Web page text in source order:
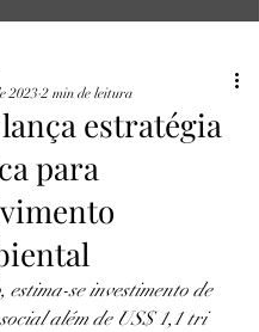
estratégia
para
2023 2 min de leitura
estima-se investimento de
além de US$ 1,1 tri